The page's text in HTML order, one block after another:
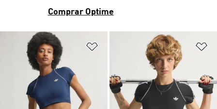
Añadir a la lista de deseos
Comprar Optime